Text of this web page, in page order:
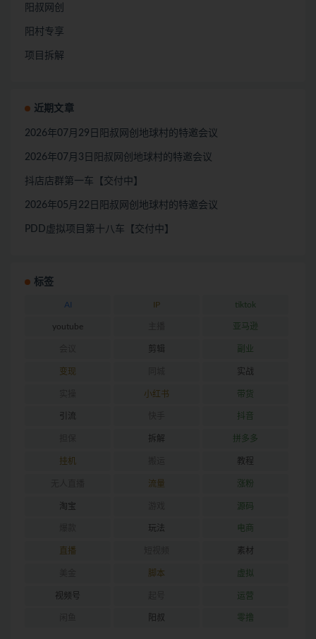
阳叔网创
阳村专享
项目拆解
近期文章
2026年07月29日阳叔网创地球村的特邀会议
2026年07月3日阳叔网创地球村的特邀会议
抖店店群第一车【交付中】
2026年05月22日阳叔网创地球村的特邀会议
PDD虚拟项目第十八车【交付中】
标签
AI IP tiktok
youtube 亚马逊
剪辑 副业
变现 实战
小红书 带货
引流 抖音
拆解 拼多多
挂机 教程
流量 涨粉
淘宝 源码
玩法 电商
直播 素材
脚本 虚拟
视频号 运营
阳叔 零撸